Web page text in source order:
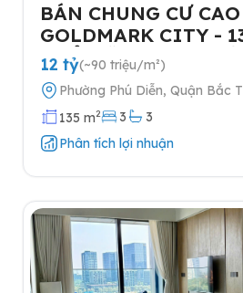
BÁN CHUNG CƯ
GOLDMARK CITY -
NGỦ-TẶNG FULL
SLOT Ô TÔ
12 tỷ(~90 triệu/m²)
Phường Phú Diễn, Quận Bắc
Hà Nội
135 m2 3
3
Phân tích lợi nhuận